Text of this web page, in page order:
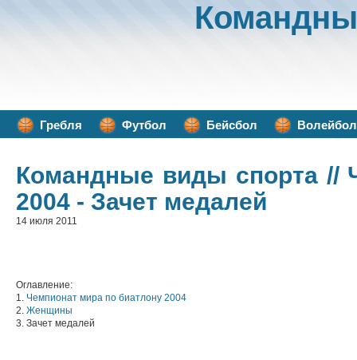
Гребля Футбол Бейсбол Волейбол
Командные виды спорта//
2004 - Зачет медалей
14 июля 2011
Оглавление:
1. Чемпионат мира по биатлону 2004
2. Женщины
3. Зачет медалей